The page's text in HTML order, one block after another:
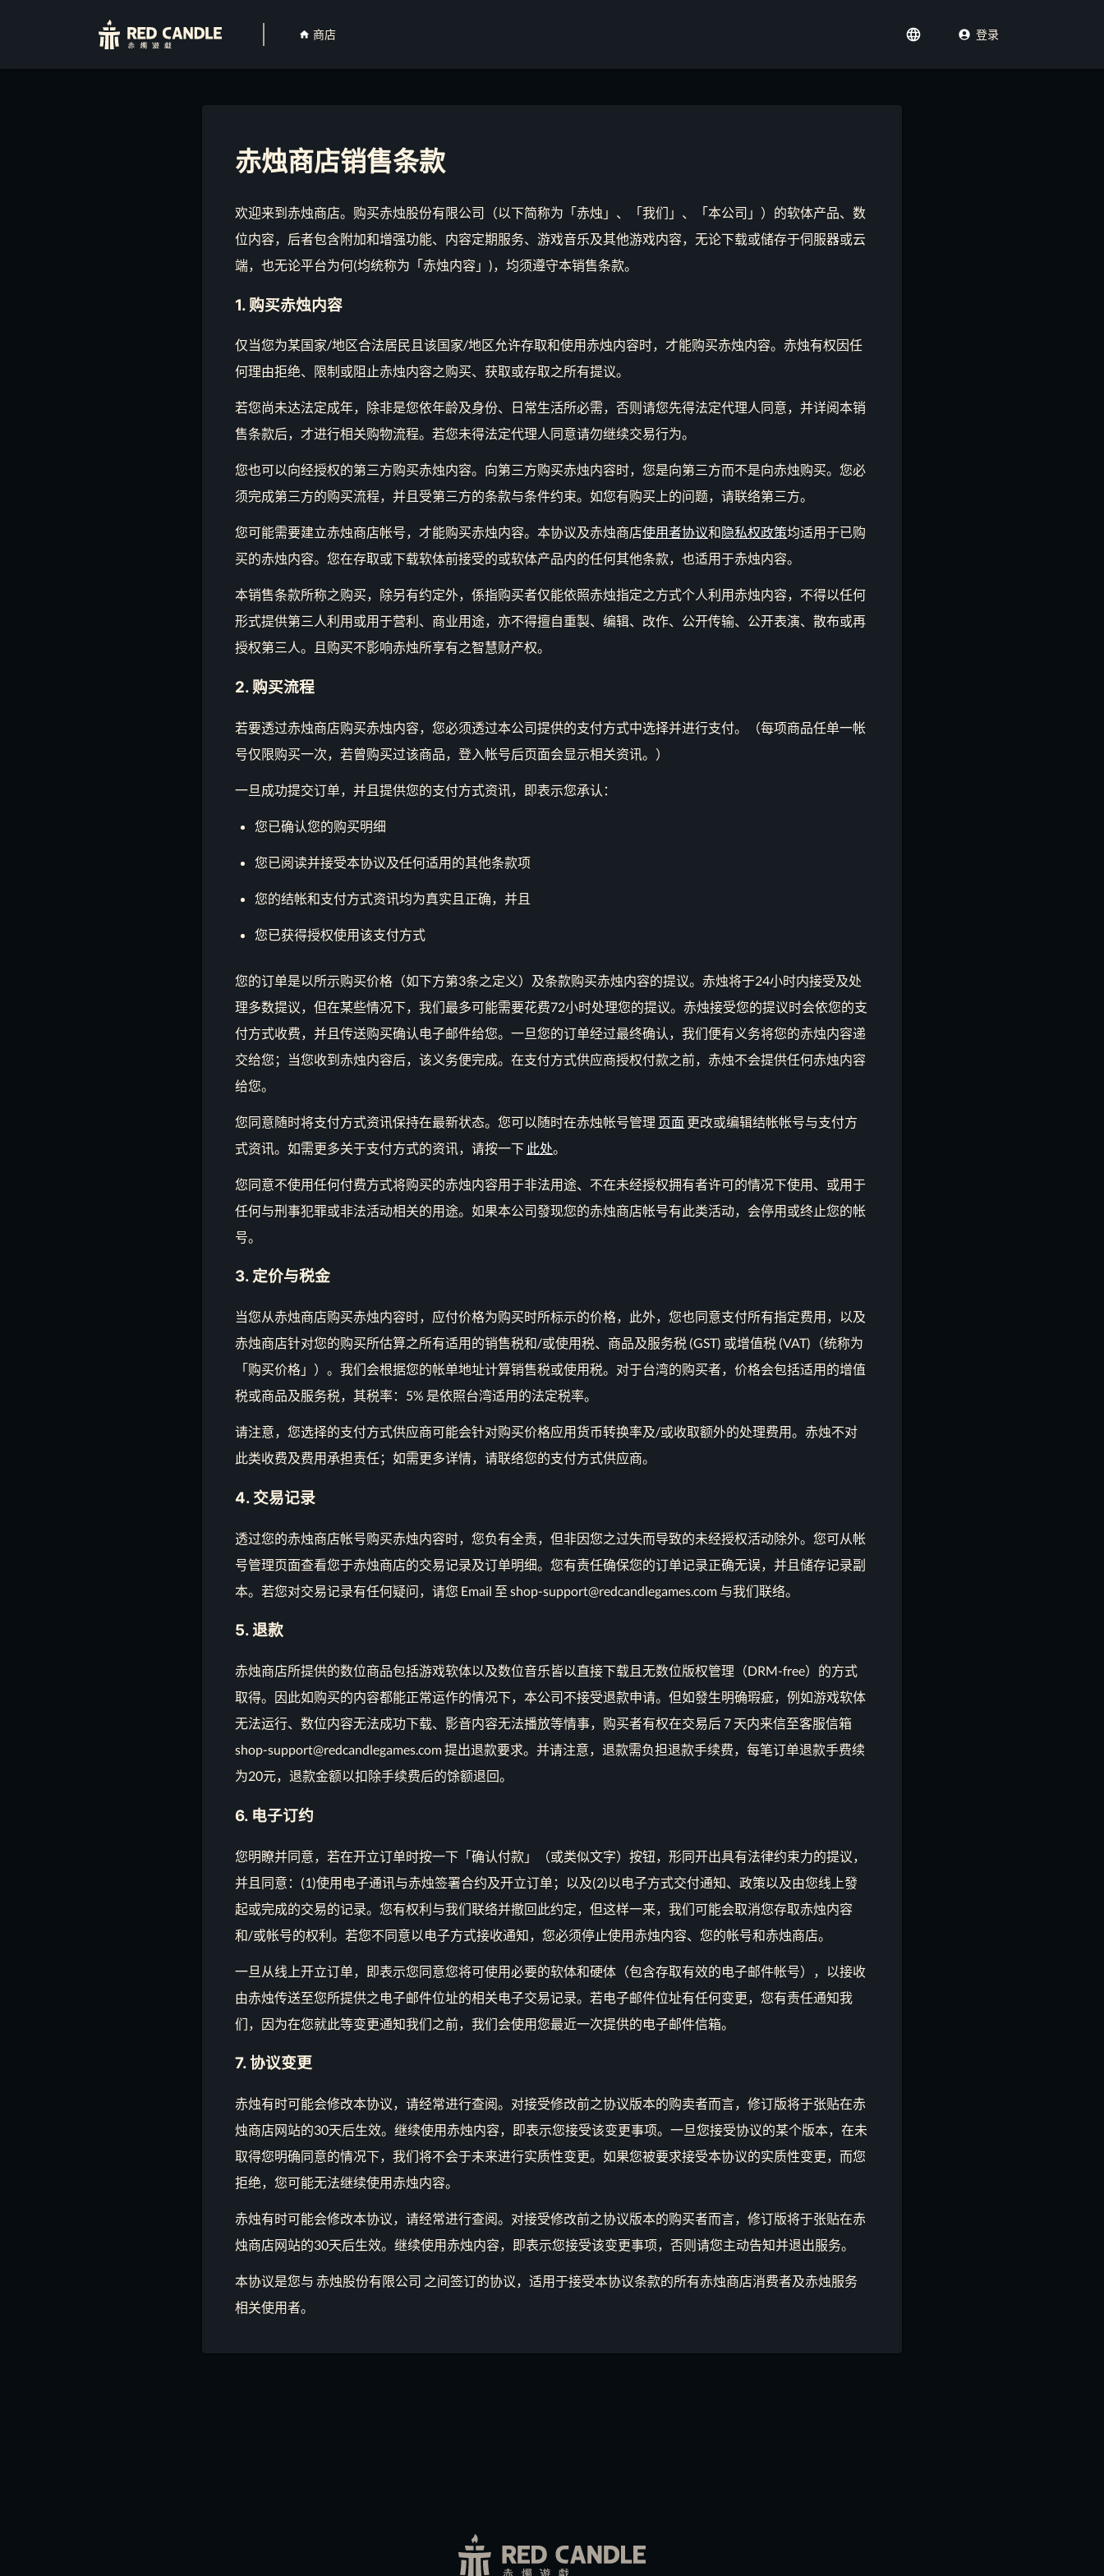
商店 登录
赤烛商店销售条款
欢迎来到赤烛商店。购买赤烛股份有限公司（以下简称为「赤烛」、「我们」、「本公司」）的软体产品、数
位内容，后者包含附加和增强功能、内容定期服务、游戏音乐及其他游戏内容，无论下载或储存于伺服器或云
端，也无论平台为何(均统称为「赤烛内容」)，均须遵守本销售条款。
1. 购买赤烛内容
仅当您为某国家/地区合法居民且该国家/地区允许存取和使用赤烛内容时，才能购买赤烛内容。赤烛有权因任
何理由拒绝、限制或阻止赤烛内容之购买、获取或存取之所有提议。
若您尚未达法定成年，除非是您依年龄及身份、日常生活所必需，否则请您先得法定代理人同意，并详阅本销
售条款后，才进行相关购物流程。若您未得法定代理人同意请勿继续交易行为。
您也可以向经授权的第三方购买赤烛内容。向第三方购买赤烛内容时，您是向第三方而不是向赤烛购买。您必
须完成第三方的购买流程，并且受第三方的条款与条件约束。如您有购买上的问题，请联络第三方。
您可能需要建立赤烛商店帐号，才能购买赤烛内容。本协议及赤烛商店使用者协议和隐私权政策均适用于已购
买的赤烛内容。您在存取或下载软体前接受的或软体产品内的任何其他条款，也适用于赤烛内容。
本销售条款所称之购买，除另有约定外，係指购买者仅能依照赤烛指定之方式个人利用赤烛内容，不得以任何
形式提供第三人利用或用于营利、商业用途，亦不得擅自重製、编辑、改作、公开传输、公开表演、散布或再
授权第三人。且购买不影响赤烛所享有之智慧财产权。
2. 购买流程
若要透过赤烛商店购买赤烛内容，您必须透过本公司提供的支付方式中选择并进行支付。（每项商品任单一帐
号仅限购买一次，若曾购买过该商品，登入帐号后页面会显示相关资讯。）
一旦成功提交订单，并且提供您的支付方式资讯，即表示您承认：
您已确认您的购买明细
您已阅读并接受本协议及任何适用的其他条款项
您的结帐和支付方式资讯均为真实且正确，并且
您已获得授权使用该支付方式
您的订单是以所示购买价格（如下方第3条之定义）及条款购买赤烛内容的提议。赤烛将于24小时内接受及处
理多数提议，但在某些情况下，我们最多可能需要花费72小时处理您的提议。赤烛接受您的提议时会依您的支
付方式收费，并且传送购买确认电子邮件给您。一旦您的订单经过最终确认，我们便有义务将您的赤烛内容递
交给您；当您收到赤烛内容后，该义务便完成。在支付方式供应商授权付款之前，赤烛不会提供任何赤烛内容
给您。
您同意随时将支付方式资讯保持在最新状态。您可以随时在赤烛帐号管理 页面 更改或编辑结帐帐号与支付方
式资讯。如需更多关于支付方式的资讯，请按一下 此处。
您同意不使用任何付费方式将购买的赤烛内容用于非法用途、不在未经授权拥有者许可的情况下使用、或用于
任何与刑事犯罪或非法活动相关的用途。如果本公司發现您的赤烛商店帐号有此类活动，会停用或终止您的帐
号。
3. 定价与税金
当您从赤烛商店购买赤烛内容时，应付价格为购买时所标示的价格，此外，您也同意支付所有指定费用，以及
赤烛商店针对您的购买所估算之所有适用的销售税和/或使用税、商品及服务税 (GST) 或增值税 (VAT)（统称为
「购买价格」）。我们会根据您的帐单地址计算销售税或使用税。对于台湾的购买者，价格会包括适用的增值
税或商品及服务税，其税率：5% 是依照台湾适用的法定税率。
请注意，您选择的支付方式供应商可能会针对购买价格应用货币转换率及/或收取额外的处理费用。赤烛不对
此类收费及费用承担责任；如需更多详情，请联络您的支付方式供应商。
4. 交易记录
透过您的赤烛商店帐号购买赤烛内容时，您负有全责，但非因您之过失而导致的未经授权活动除外。您可从帐
号管理页面查看您于赤烛商店的交易记录及订单明细。您有责任确保您的订单记录正确无误，并且储存记录副
本。若您对交易记录有任何疑问，请您 Email 至 shop-support@redcandlegames.com 与我们联络。
5. 退款
赤烛商店所提供的数位商品包括游戏软体以及数位音乐皆以直接下载且无数位版权管理（DRM-free）的方式
取得。因此如购买的内容都能正常运作的情况下，本公司不接受退款申请。但如發生明确瑕疵，例如游戏软体
无法运行、数位内容无法成功下载、影音内容无法播放等情事，购买者有权在交易后 7 天内来信至客服信箱
shop-support@redcandlegames.com 提出退款要求。并请注意，退款需负担退款手续费，每笔订单退款手费续
为20元，退款金额以扣除手续费后的馀额退回。
6. 电子订约
您明瞭并同意，若在开立订单时按一下「确认付款」（或类似文字）按钮，形同开出具有法律约束力的提议，
并且同意：(1)使用电子通讯与赤烛签署合约及开立订单；以及(2)以电子方式交付通知、政策以及由您线上發
起或完成的交易的记录。您有权利与我们联络并撤回此约定，但这样一来，我们可能会取消您存取赤烛内容
和/或帐号的权利。若您不同意以电子方式接收通知，您必须停止使用赤烛内容、您的帐号和赤烛商店。
一旦从线上开立订单，即表示您同意您将可使用必要的软体和硬体（包含存取有效的电子邮件帐号），以接收
由赤烛传送至您所提供之电子邮件位址的相关电子交易记录。若电子邮件位址有任何变更，您有责任通知我
们，因为在您就此等变更通知我们之前，我们会使用您最近一次提供的电子邮件信箱。
7. 协议变更
赤烛有时可能会修改本协议，请经常进行查阅。对接受修改前之协议版本的购卖者而言，修订版将于张贴在赤
烛商店网站的30天后生效。继续使用赤烛内容，即表示您接受该变更事项。一旦您接受协议的某个版本，在未
取得您明确同意的情况下，我们将不会于未来进行实质性变更。如果您被要求接受本协议的实质性变更，而您
拒绝，您可能无法继续使用赤烛内容。
赤烛有时可能会修改本协议，请经常进行查阅。对接受修改前之协议版本的购买者而言，修订版将于张贴在赤
烛商店网站的30天后生效。继续使用赤烛内容，即表示您接受该变更事项，否则请您主动告知并退出服务。
本协议是您与 赤烛股份有限公司 之间签订的协议，适用于接受本协议条款的所有赤烛商店消费者及赤烛服务
相关使用者。